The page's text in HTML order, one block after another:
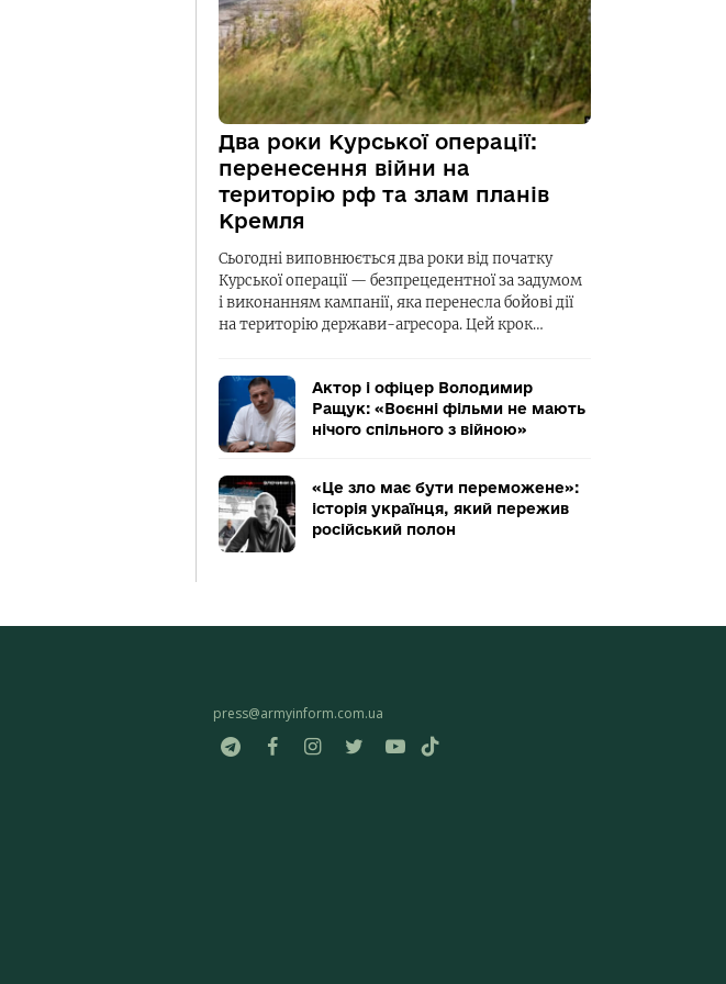
Два роки Курської операції:
перенесення війни на
територію рф та злам планів
Кремля
Сьогодні виповнюється два роки від початку
Курської операції — безпрецедентної за задумом
і виконанням кампанії, яка перенесла бойові дії
на територію держави-агресора. Цей крок…
Актор і офіцер Володимир
Ращук: «Воєнні фільми не мають
нічого спільного з війною»
«Це зло має бути переможене»:
історія українця, який пережив
російський полон
press@armyinform.com.ua